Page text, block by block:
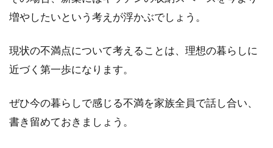
するときの費用は、土地と建築費だけだと思っ
増やしたいという考えが浮かぶでしょう。
現状の不満点について考えることは、理想の暮らしに
近づく第一歩になります。
ぜひ今の暮らしで感じる不満を家族全員で話し合い、
書き留めておきましょう。